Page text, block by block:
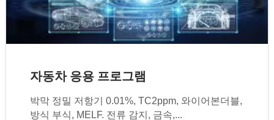
자동차 응용 프로그램
박막 정밀 저항기 0.01%, TC2ppm, 와이어본더블,
방식 부식, MELF. 전류 감지, 금속,...